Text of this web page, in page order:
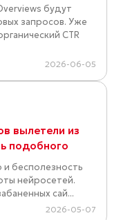
будут
запросов. Уже
CTR
2026-06-05
вылетели из
подобного
и бесполезность
нейросетей.
сай...
2026-05-07